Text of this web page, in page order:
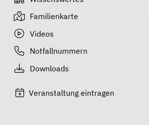
Familienkarte
Videos
Notfallnummern
Downloads
Veranstaltung eintragen